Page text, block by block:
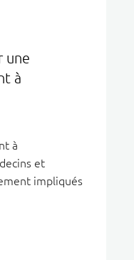
une
à
à
et
impliqués